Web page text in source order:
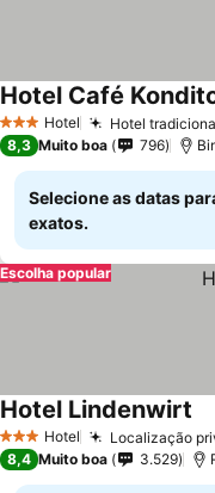
3 EstrelasHotel Hotel
Hotel Café
8,3 Muito boa 796
Selecione as datas
exatos.
Escolha popular
3 EstrelasHotel Localização
Hotel Lindenwirt
8,4 Muito boa 3.529